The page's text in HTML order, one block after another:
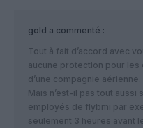
gold a commenté :
Tout à fait d’accord avec
aucune protection pour
d’une compagnie aérienne.
Mais n’est-il pas tout
employés de flybmi par
seulement 3 heures avant